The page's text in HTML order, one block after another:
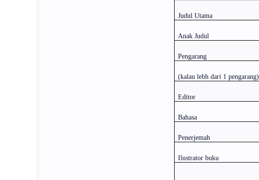
Judul Utama
Anak Judul
Pengarang
(kalau lebh dari 1 pengarang)
Editor
Bahasa
Penerjemah
Ilustrator buku